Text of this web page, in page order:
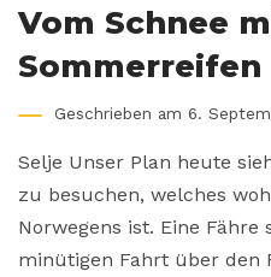
Vom Schnee
Sommerreifen
Geschrieben am 6.
Selje Unser Plan heute
zu besuchen, welches
Norwegens ist. Eine Fähre
minütigen Fahrt über den